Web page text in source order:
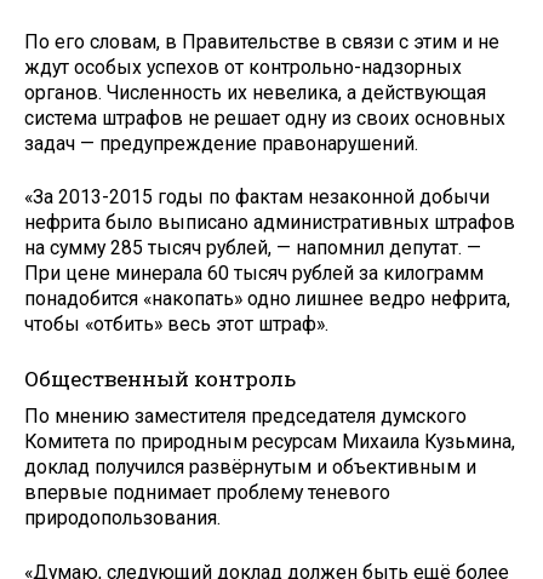
По его словам, в Правительстве в связи с этим и не
ждут особых успехов от контрольно-надзорных
органов. Численность их невелика, а действующая
система штрафов не решает одну из своих основных
задач — предупреждение правонарушений.
«За 2013-2015 годы по фактам незаконной добычи
нефрита было выписано административных штрафов
на сумму 285 тысяч рублей, — напомнил депутат. —
При цене минерала 60 тысяч рублей за килограмм
понадобится «накопать» одно лишнее ведро нефрита,
чтобы «отбить» весь этот штраф».
Общественный контроль
По мнению заместителя председателя думского
Комитета по природным ресурсам Михаила Кузьмина,
доклад получился развёрнутым и объективным и
впервые поднимает проблему теневого
природопользования.
«Думаю, следующий доклад должен быть ещё более